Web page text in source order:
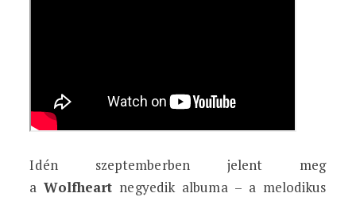
Idén szeptemberben jelent meg
aWolfheart negyedik albuma – a melodikus